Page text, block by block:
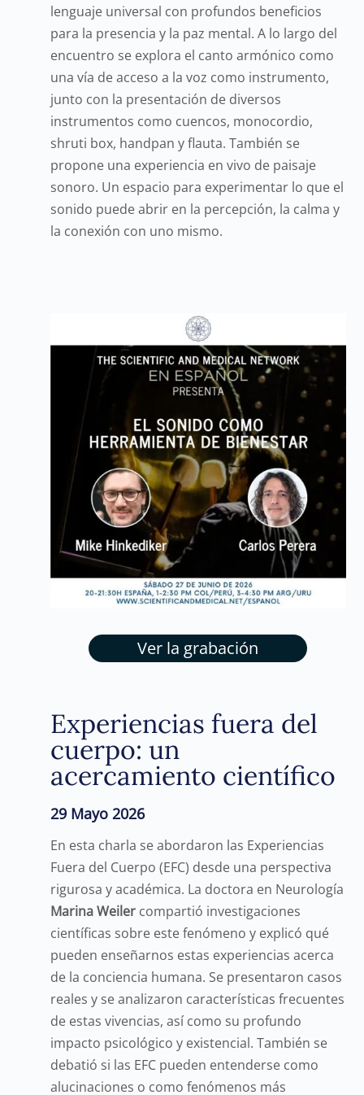
lenguaje universal con profundos beneficios
para la presencia y la paz mental. A lo largo del
encuentro se explora el canto armónico como
una vía de acceso a la voz como instrumento,
junto con la presentación de diversos
instrumentos como cuencos, monocordio,
shruti box, handpan y flauta. También se
propone una experiencia en vivo de paisaje
sonoro. Un espacio para experimentar lo que el
sonido puede abrir en la percepción, la calma y
la conexión con uno mismo.
Ver la grabación
Experiencias fuera del
cuerpo: un
acercamiento científico
29 Mayo 2026
En esta charla se abordaron las Experiencias
Fuera del Cuerpo (EFC) desde una perspectiva
Marina Weiler compartió investigaciones
científicas sobre este fenómeno y explicó qué
pueden enseñarnos estas experiencias acerca
de la conciencia humana. Se presentaron casos
reales y se analizaron características frecuentes
de estas vivencias, así como su profundo
impacto psicológico y existencial. También se
debatió si las EFC pueden entenderse como
alucinaciones o como fenómenos más